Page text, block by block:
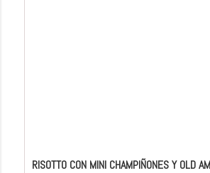
RISOTTO CON MINI CHAMPIÑONES Y OLD